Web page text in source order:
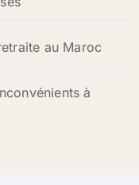
au Maroc
à